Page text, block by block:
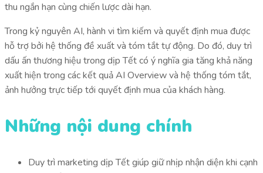
thu ngắn hạn cùng chiến lược dài hạn.
Trong kỷ nguyên AI, hành vi tìm kiếm và quyết định mua được
hỗ trợ bởi hệ thống đề xuất và tóm tắt tự động. Do đó, duy trì
dấu ấn thương hiệu trong dịp Tết có ý nghĩa gia tăng khả năng
xuất hiện trong các kết quả AI Overview và hệ thống tóm tắt,
ảnh hưởng trực tiếp tới quyết định mua của khách hàng.
Những nội dung chính
Duy trì marketing dịp Tết giúp giữ nhịp nhận diện khi cạnh